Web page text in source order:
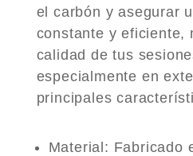
el carbón y asegurar
constante y eficiente,
calidad de tus
especialmente en
principales
Material : Fabricado